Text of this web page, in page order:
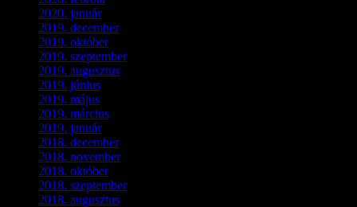
2020. január(1)
2019. december(4)
2019. október(3)
2019. szeptember(2)
2019. augusztus
2019. június
2019. május
2019. március
2019. január(1)
2018. december(3)
2018. november(1)
2018. október(1)
2018. szeptember(1)
2018. augusztus